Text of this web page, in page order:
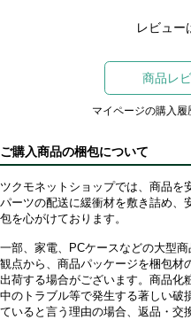
レビュー
商品レ
マイページの購入
ご購入商品の梱包について
ツクモネットショップでは、商品を
パーツの配送に緩衝材を敷き詰め、
包を心がけております。
一部、家電、PCケースなどの大型
観点から、商品パッケージを梱包材
出荷する場合がございます。商品化
中のトラブル等で発生する著しい破
ていると言う理由の場合、返品・交